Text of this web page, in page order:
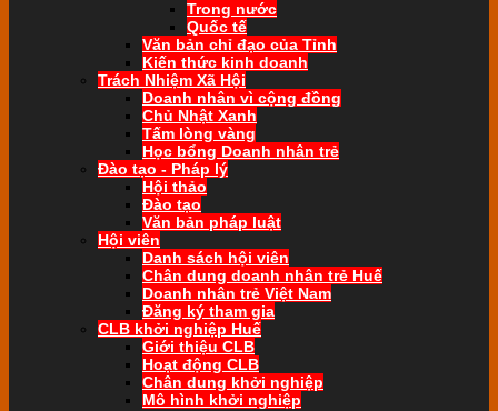
Trong nước
Quốc tế
Văn bản chỉ đạo của Tỉnh
Kiến thức kinh doanh
Trách Nhiệm Xã Hội
Doanh nhân vì cộng đồng
Chủ Nhật Xanh
Tấm lòng vàng
Học bổng Doanh nhân trẻ
Đào tạo - Pháp lý
Hội thảo
Đào tạo
Văn bản pháp luật
Hội viên
Danh sách hội viên
Chân dung doanh nhân trẻ Huế
Doanh nhân trẻ Việt Nam
Đăng ký tham gia
CLB khởi nghiệp Huế
Giới thiệu CLB
Hoạt động CLB
Chân dung khởi nghiệp
Mô hình khởi nghiệp